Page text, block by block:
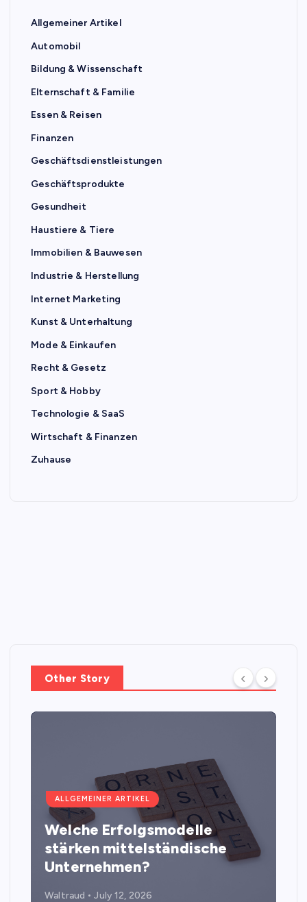
Allgemeiner Artikel
Automobil
Bildung & Wissenschaft
Elternschaft & Familie
Essen & Reisen
Finanzen
Geschäftsdienstleistungen
Geschäftsprodukte
Gesundheit
Haustiere & Tiere
Immobilien & Bauwesen
Industrie & Herstellung
Internet Marketing
Kunst & Unterhaltung
Mode & Einkaufen
Recht & Gesetz
Sport & Hobby
Technologie & SaaS
Wirtschaft & Finanzen
Zuhause
Other Story
ALLGEMEINER ARTIKEL
Welche Erfolgsmodelle
stärken mittelständische
Unternehmen?
Waltraud July 12, 2026